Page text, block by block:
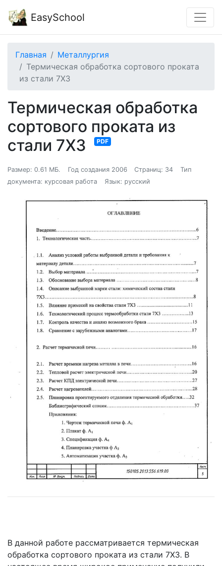
EasySchool
Главная
Металлургия
Термическая обработка сортового проката
из стали 7Х3
Термическая обработка
сортового проката из
стали 7Х3
PDF
Размер: 0.61 МБ. Год создания 2006 Страниц: 34
Тип
документа: курсовая работа
Язык: русский
В данной работе рассматривается термическая
обработка сортового проката из стали 7ХЗ. В